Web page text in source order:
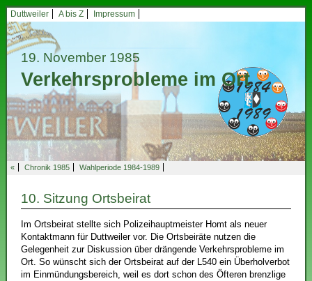
Duttweiler A bis Z Impressum
19. November 1985
Verkehrsprobleme im Ort
« Chronik 1985 Wahlperiode 1984-1989
10. Sitzung Ortsbeirat
Im Ortsbeirat stellte sich Polizeihauptmeister Homt als neuer
Kontaktmann für Duttweiler vor. Die Ortsbeiräte nutzen die
Gelegenheit zur Diskussion über drängende Verkehrsprobleme im
Ort. So wünscht sich der Ortsbeirat auf der L540 ein Überholverbot
im Einmündungsbereich, weil es dort schon des Öfteren brenzlige